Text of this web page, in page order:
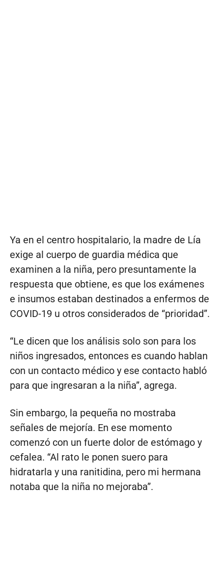
Ya en el centro hospitalario, la madre de Lía
exige al cuerpo de guardia médica que
examinen a la niña, pero presuntamente la
respuesta que obtiene, es que los exámenes
e insumos estaban destinados a enfermos de
COVID-19 u otros considerados de “prioridad”.
“Le dicen que los análisis solo son para los
niños ingresados, entonces es cuando hablan
con un contacto médico y ese contacto habló
para que ingresaran a la niña”, agrega.
Sin embargo, la pequeña no mostraba
señales de mejoría. En ese momento
comenzó con un fuerte dolor de estómago y
cefalea. “Al rato le ponen suero para
hidratarla y una ranitidina, pero mi hermana
notaba que la niña no mejoraba”.